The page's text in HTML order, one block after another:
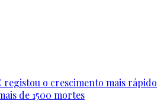
registou o crescimento mais rápido
de 1500 mortes